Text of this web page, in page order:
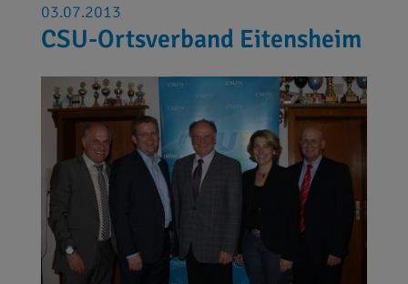
03.07.2013
CSU-Ortsverband Eitensheim